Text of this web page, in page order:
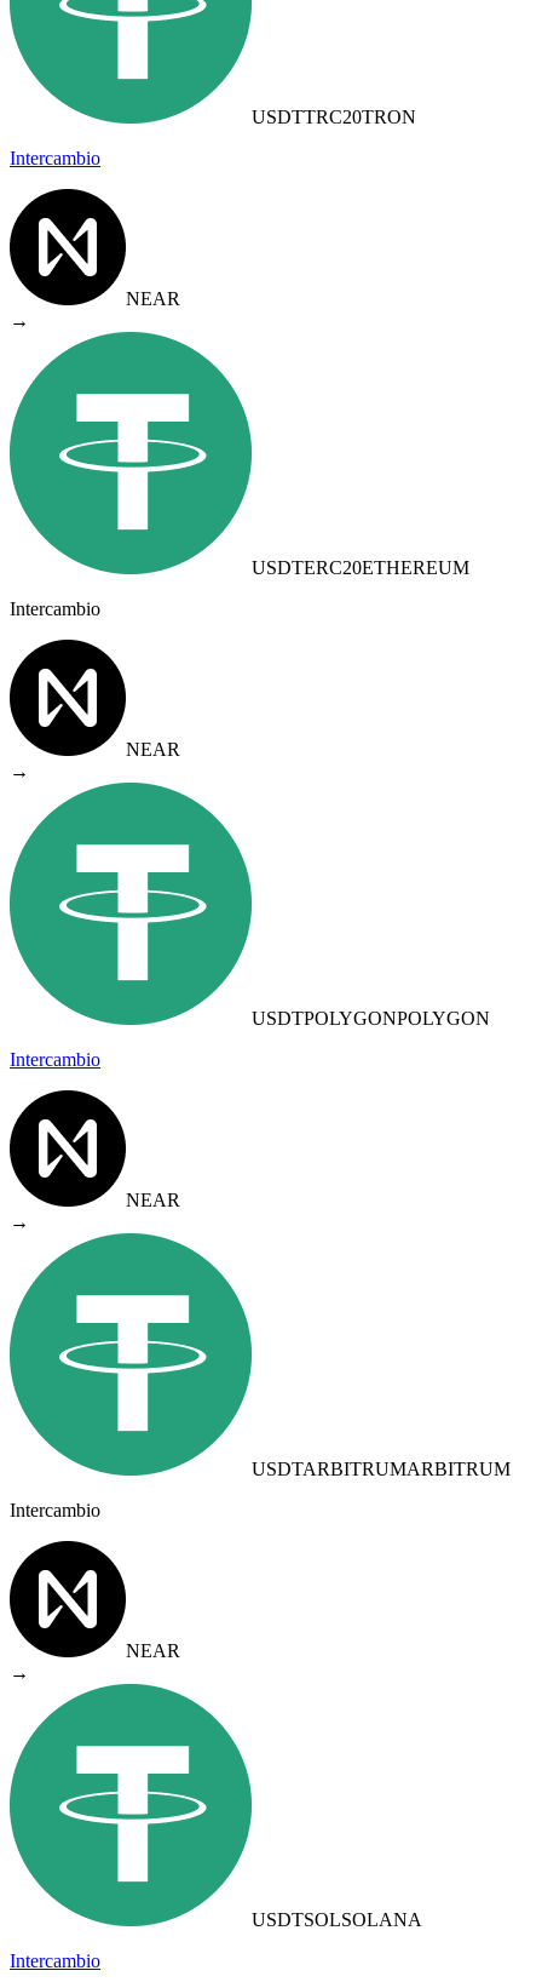
USDTTRC20TRON
Intercambio
NEAR
→
USDTERC20ETHEREUM
Intercambio
NEAR
→
USDTPOLYGONPOLYGON
Intercambio
NEAR
→
USDTARBITRUMARBITRUM
Intercambio
NEAR
→
USDTSOLSOLANA
Intercambio